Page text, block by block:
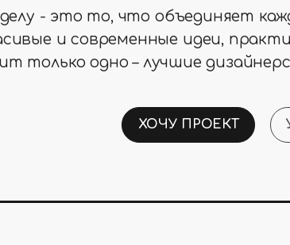
- это то, что объединяет
и современные идеи,
только одно – лучшие
ХОЧУ ПРОЕКТ